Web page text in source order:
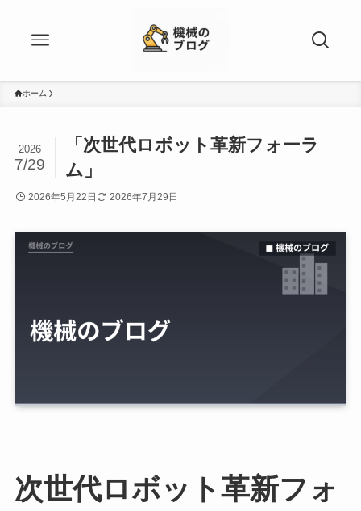
ホーム
「次世代ロボット革新フォーラ
ム」
2026
7/29
2026年5月22日 2026年7月29日
次世代ロボット革新フォ